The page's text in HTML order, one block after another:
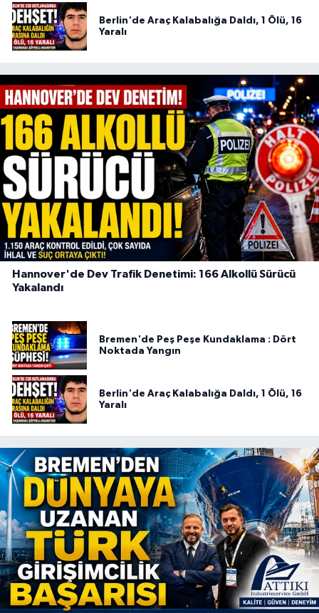
Berlin'de Araç Kalabalığa Daldı, 1 Ölü, 16
Yaralı
Hannover'de Dev Trafik Denetimi: 166 Alkollü Sürücü
Yakalandı
Bremen'de Peş Peşe Kundaklama : Dört
Noktada Yangın
Berlin'de Araç Kalabalığa Daldı, 1 Ölü, 16
Yaralı